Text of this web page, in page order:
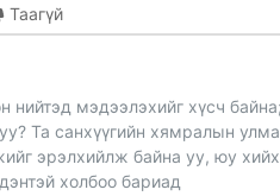
Таагүй
мэдээлэхийг хүсч
Та санхүүгийн хямралын
эрэлхийлж байна уу, юу
холбоо бариад